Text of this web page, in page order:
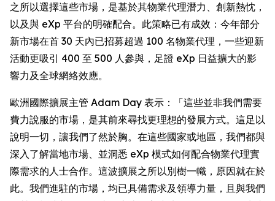
之所以選擇這些市場，是基於其物業代理潛力、創新熱忱，
以及與 eXp 平台的明確配合。此策略已有成效：今年部分
新市場在首 30 天內已招募超過 100 名物業代理，一些迎新
活動更吸引 400 至 500 人參與，足證 eXp 日益擴大的影
響力及全球網絡效應。
歐洲國際擴展主管 Adam Day 表示：「這些並非我們需要
費力說服的市場，是其前來尋找更理想的發展方式。這足以
說明一切，讓我們了然於胸。在這些國家或地區，我們都與
深入了解當地市場、並洞悉 eXp 模式如何配合物業代理實
際需求的人士合作。這波擴展之所以別樹一幟，原因就在於
此。我們進駐的市場，均已具備需求及領導力量，且與我們